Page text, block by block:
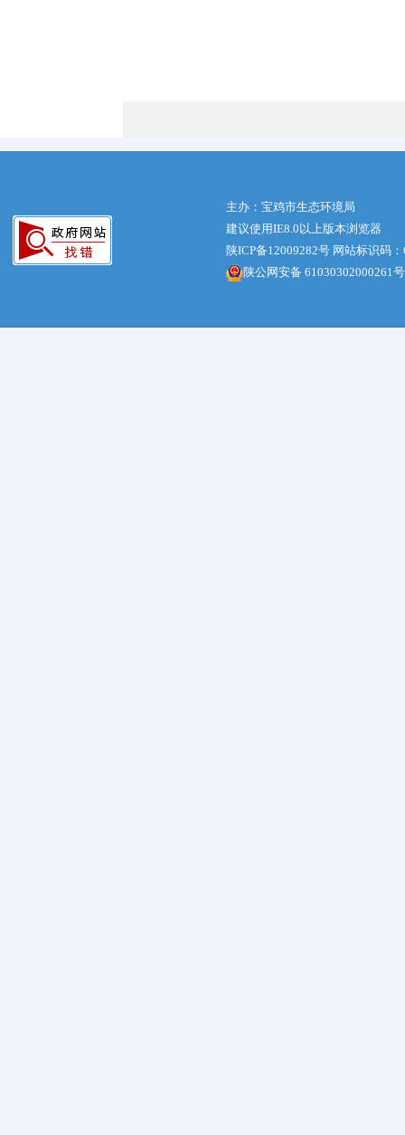
主办：宝鸡市生态环境局
建议使用IE8.0以上版本浏览器
陕ICP备12009282号 网站标识码
陕公网安备 61030302000261号